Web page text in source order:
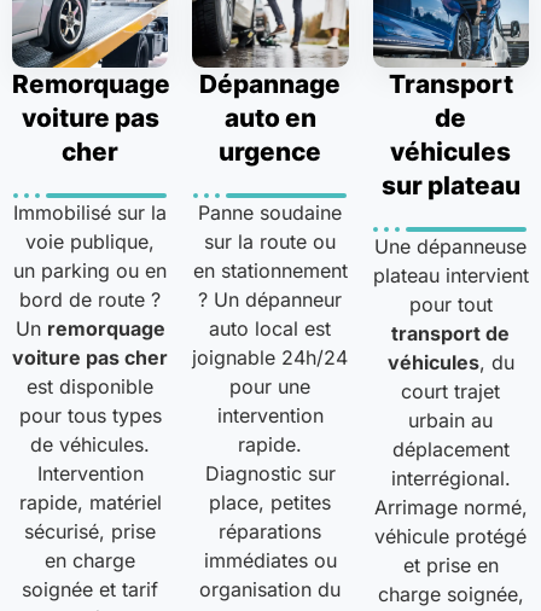
Remorquage
voiture pas
cher
Immobilisé sur la
voie publique,
un parking ou en
bord de route ?
Un remorquage
voiture pas cher
est disponible
pour tous types
de véhicules.
Intervention
rapide, matériel
sécurisé, prise
en charge
soignée et tarif
Dépannage
auto en
urgence
Panne soudaine
sur la route ou
en stationnement
? Un dépanneur
auto local est
joignable 24h/24
pour une
intervention
rapide.
Diagnostic sur
place, petites
réparations
immédiates ou
organisation du
Transport
de
véhicules
sur plateau
Une dépanneuse
plateau intervient
pour tout
transport de
véhicules, du
court trajet
urbain au
déplacement
interrégional.
Arrimage normé,
véhicule protégé
et prise en
charge soignée,